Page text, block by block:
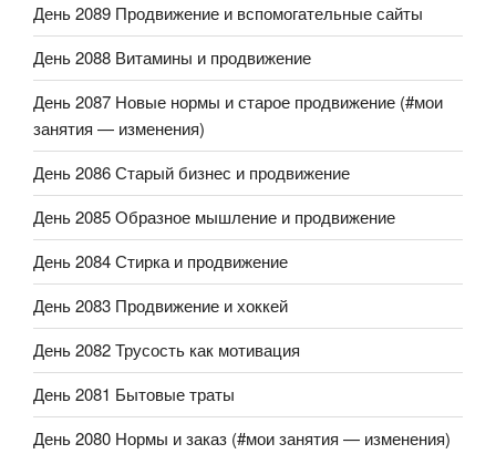
День 2089 Продвижение и вспомогательные сайты
День 2088 Витамины и продвижение
День 2087 Новые нормы и старое продвижение (#мои
занятия — изменения)
День 2086 Старый бизнес и продвижение
День 2085 Образное мышление и продвижение
День 2084 Стирка и продвижение
День 2083 Продвижение и хоккей
День 2082 Трусость как мотивация
День 2081 Бытовые траты
День 2080 Нормы и заказ (#мои занятия — изменения)